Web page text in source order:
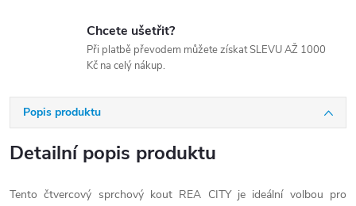
Chcete ušetřit?
Při platbě převodem můžete získat SLEVU AŽ 1000
Kč na celý nákup.
Popis produktu
Detailní popis produktu
Tento čtvercový sprchový kout REA CITY je ideální volbou pro